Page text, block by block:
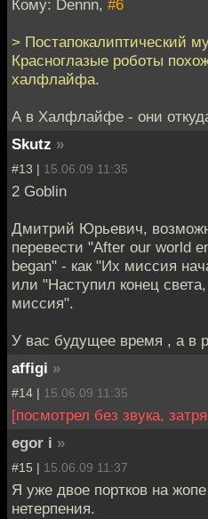
Кому: Dennn, #6
> Постапокалиптический
Красноглазые роботы
халфлайфа.
А в Халфлайфе - они
Skutz »
#13 | 15.06.09 11:35
2 Goblin
Дмитрий Юрьевич,
перевести "After our world
began" - как "Их миссия
или "Наступил конец
миссия".
У вас будущее время , а в
affigi »
#14 | 15.06.09 11:35
[посмотрел без звука,
egor i »
#15 | 15.06.09 11:37
Я уже двое портков на
нетерпения.